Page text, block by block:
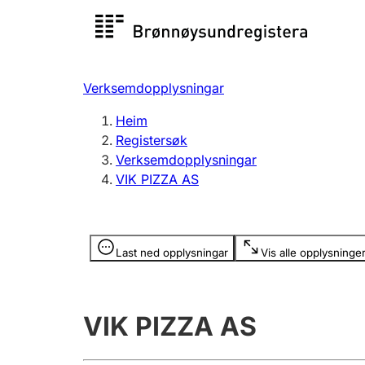
Registersøk
Registrere, endre, slette
Verksemdopplysningar
Heim
Registersøk
Verksemdopplysningar
VIK PIZZA AS
Last ned opplysningar Vis alle opplysninger
Opplysninger er skjult
VIK PIZZA AS